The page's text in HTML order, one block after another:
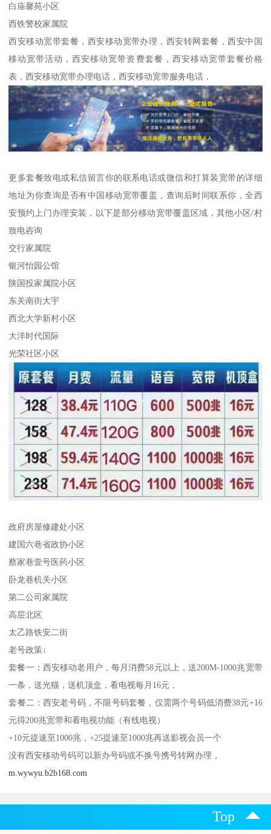
白庙馨苑小区
西铁警校家属院
西安移动宽带套餐，西安移动宽带办理，西安转网套餐，西安中国
移动宽带活动，西安移动宽带资费套餐，西安移动宽带套餐价格
表，西安移动宽带办理电话，西安移动宽带服务电话，
更多套餐致电或私信留言你的联系电话或微信和打算装宽带的详细
地址为你查询是否有中国移动宽带覆盖，查询后时间联系你，全西
安预约上门办理安装，以下是部分移动宽带覆盖区域，其他小区/村
致电咨询
交行家属院
银河怡园公馆
陕国投家属院小区
东关南街大宇
西北大学新村小区
大洋时代国际
光荣社区小区
政府房屋修建处小区
建国六巷省政协小区
蔡家巷壹号医药小区
卧龙巷机关小区
第二公司家属院
高层北区
太乙路铁安二街
老号政策↓
套餐一：西安移动老用户，每月消费58元以上，送200M-1000兆宽带
一条，送光猫，送机顶盒，看电视每月16元，
套餐二：西安老号码，不限号码套餐，仅需两个号码低消费38元+16
元得200兆宽带和看电视功能（有线电视）
+10元提速至1000兆，+25提速至1000兆再送影视会员一个
没有西安移动号码可以新办号码或不换号携号转网办理，
m.wywyu.b2b168.com
Top